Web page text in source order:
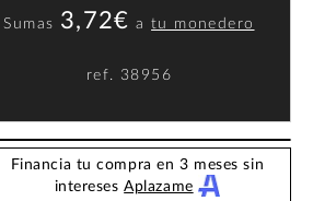
Sumas 3,72€ atu monedero
ref. 38956
Financia tu compra en 3 meses sin
interesesAplazame